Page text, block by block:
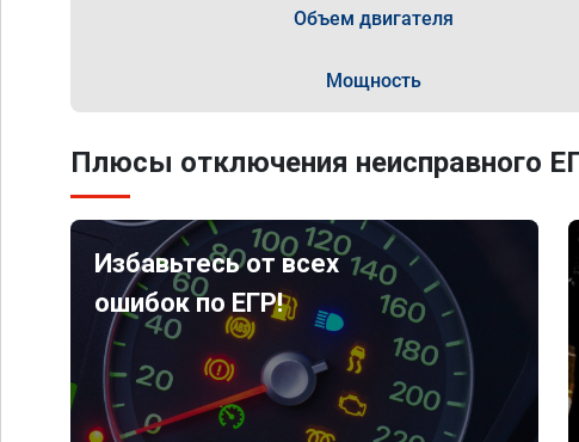
Объем двигателя
Мощность
Плюсы отключения неисправного
Избавьтесь от всех
ошибок по ЕГР!